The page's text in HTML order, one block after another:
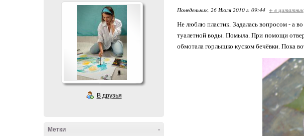
В друзья
-
Метки
Понедельник, 26 Июля 2010 г. 09:44 + в цитатник
Не люблю пластик. Задалась вопросом - а
туалетной воды. Помыла. При помощи
обмотала горлышко куском бечёвки. Пока